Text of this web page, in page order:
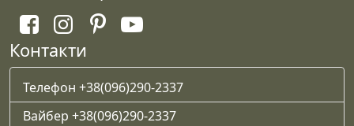
Контакти
Телефон +38(096)290-2337
Вайбер +38(096)290-2337